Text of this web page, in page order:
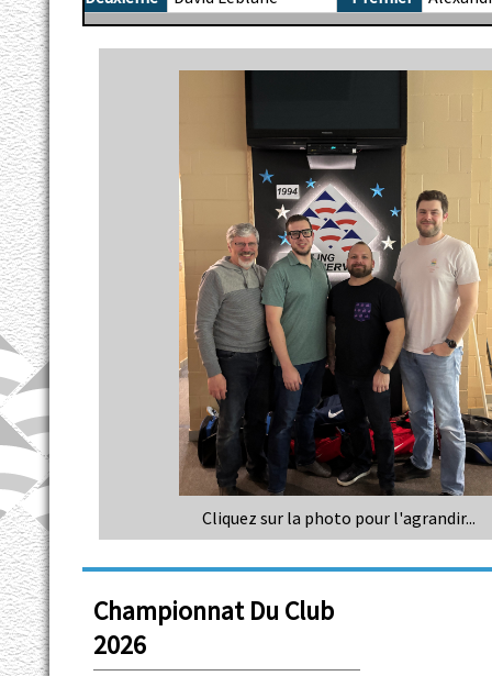
Cliquez sur la photo pour l'agrandir...
Championnat Du Club
2026